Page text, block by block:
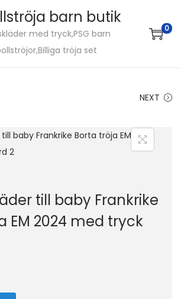
k
n
g
a
k
c
e
n
barn butik
med tryck,PSG barn
tröja set
0
NEXT
till baby Frankrike
EM 2024 med tryck